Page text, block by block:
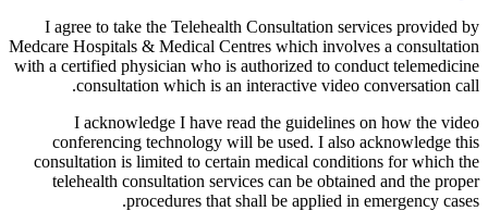
I agree to take the Telehealth Consultation services provided by
Medcare Hospitals & Medical Centres which involves a consultation
with a certified physician who is authorized to conduct telemedicine
consultation which is an interactive video conversation call.
I acknowledge I have read the guidelines on how the video
conferencing technology will be used. I also acknowledge this
consultation is limited to certain medical conditions for which the
telehealth consultation services can be obtained and the proper
procedures that shall be applied in emergency cases.